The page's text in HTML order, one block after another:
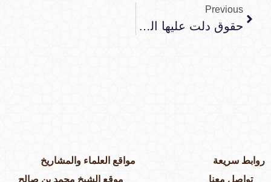
Previous
حقوق دلت عليها الفطرة
سريعة
تواصل معنا
مواقع العلماء والمشاريخ
موقع الشيخ محمد بن صالح